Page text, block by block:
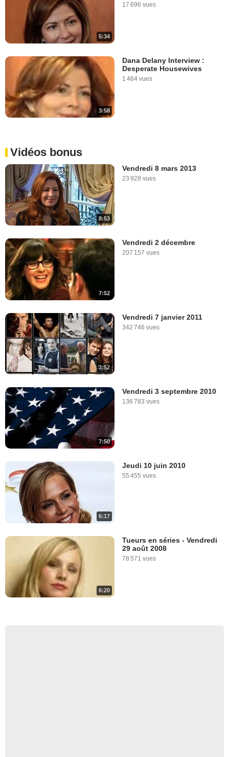
5:34
17 696 vues
3:58
Dana Delany Interview :
Desperate Housewives
1 464 vues
Vidéos bonus
8:53
Vendredi 8 mars 2013
23 928 vues
7:52
Vendredi 2 décembre
207 157 vues
3:52
Vendredi 7 janvier 2011
342 746 vues
7:50
Vendredi 3 septembre 2010
136 783 vues
6:17
Jeudi 10 juin 2010
55 455 vues
6:20
Tueurs en séries - Vendredi
29 août 2008
78 571 vues